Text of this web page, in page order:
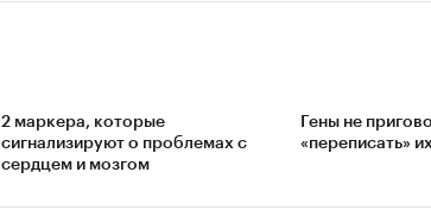
2 маркера, которые
сигнализируют о проблемах с
сердцем и мозгом
Гены не
«переписать»